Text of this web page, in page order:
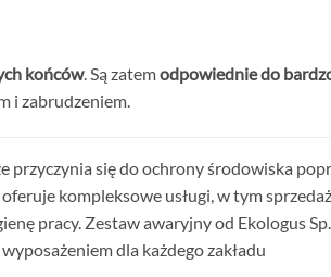
końców. Są zatemodpowiednie do
i zabrudzeniem.
przyczynia się do ochrony środowiska
kompleksowe usługi, w tym sprzedaż
pracy. Zestaw awaryjny od Ekologus
dla każdego zakładu